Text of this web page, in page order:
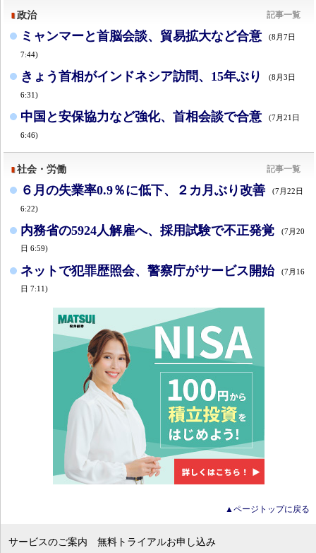
政治 記事一覧
ミャンマーと首脳会談、貿易拡大など合意 (8月7日
7:44)
きょう首相がインドネシア訪問、15年ぶり (8月3日
6:31)
中国と安保協力など強化、首相会談で合意 (7月21日
6:46)
社会・労働 記事一覧
６月の失業率0.9％に低下、２カ月ぶり改善 (7月22日
6:22)
内務省の5924人解雇へ、採用試験で不正発覚
(7月20
日 6:59)
ネットで犯罪歴照会、警察庁がサービス開始
(7月16
日 7:11)
▲ページトップに戻る
サービスのご案内 無料トライアルお申し込み